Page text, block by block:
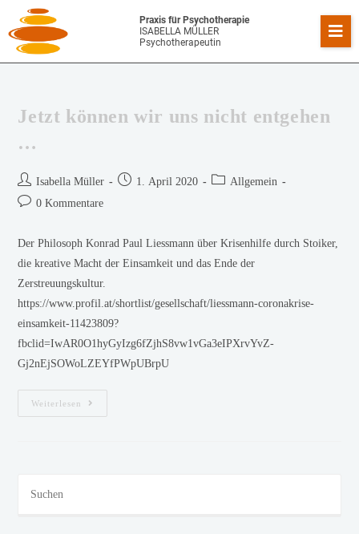
Praxis für Psychotherapie
ISABELLA MÜLLER
Psychotherapeutin
Jetzt können wir uns nicht entgehen
…
Isabella Müller 1. April 2020
Allgemein
0 Kommentare
Der Philosoph Konrad Paul Liessmann über Krisenhilfe durch Stoiker,
die kreative Macht der Einsamkeit und das Ende der
Zerstreuungskultur.
https://www.profil.at/shortlist/gesellschaft/liessmann-coronakrise-
einsamkeit-11423809?
fbclid=IwAR0O1hyGyIzg6fZjhS8vw1vGa3eIPXrvYvZ-
Gj2nEjSOWoLZEYfPWpUBrpU
Weiterlesen